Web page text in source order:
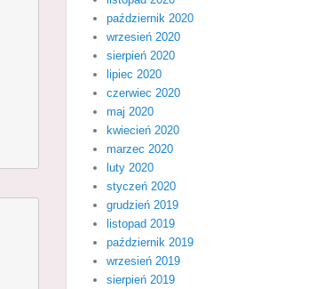
październik 2020
wrzesień 2020
sierpień 2020
lipiec 2020
czerwiec 2020
maj 2020
kwiecień 2020
marzec 2020
luty 2020
styczeń 2020
grudzień 2019
listopad 2019
październik 2019
wrzesień 2019
sierpień 2019